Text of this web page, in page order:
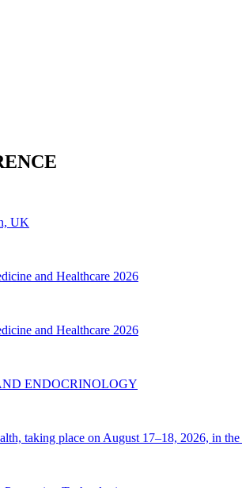
UK
and Healthcare 2026
and Healthcare 2026
ENDOCRINOLOGY
taking place on August 17–18, 2026, in